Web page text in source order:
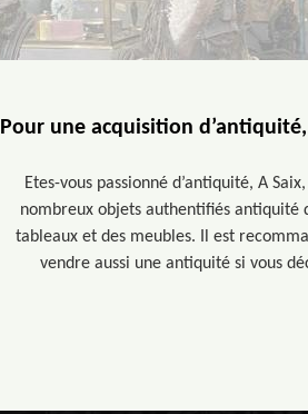
Pour une acquisition
Etes-vous passionné d’antiquité, A
nombreux objets authentifiés antiquité
tableaux et des meubles. Il est
vendre aussi une antiquité si vous